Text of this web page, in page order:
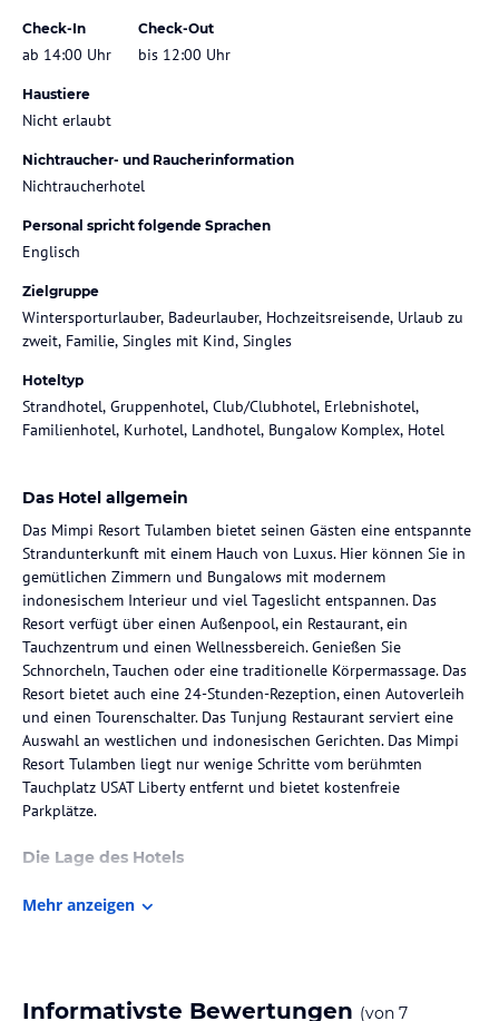
Check-In
ab 14:00 Uhr
Check-Out
bis 12:00 Uhr
Haustiere
Nicht erlaubt
Nichtraucher- und Raucherinformation
Nichtraucherhotel
Personal spricht folgende Sprachen
Englisch
Zielgruppe
Wintersporturlauber, Badeurlauber, Hochzeitsreisende, Urlaub zu
zweit, Familie, Singles mit Kind, Singles
Hoteltyp
Strandhotel, Gruppenhotel, Club/Clubhotel, Erlebnishotel,
Familienhotel, Kurhotel, Landhotel, Bungalow Komplex, Hotel
Das Hotel allgemein
Das Mimpi Resort Tulamben bietet seinen Gästen eine entspannte
Strandunterkunft mit einem Hauch von Luxus. Hier können Sie in
gemütlichen Zimmern und Bungalows mit modernem
indonesischem Interieur und viel Tageslicht entspannen. Das
Resort verfügt über einen Außenpool, ein Restaurant, ein
Tauchzentrum und einen Wellnessbereich. Genießen Sie
Schnorcheln, Tauchen oder eine traditionelle Körpermassage. Das
Resort bietet auch eine 24-Stunden-Rezeption, einen Autoverleih
und einen Tourenschalter. Das Tunjung Restaurant serviert eine
Auswahl an westlichen und indonesischen Gerichten. Das Mimpi
Resort Tulamben liegt nur wenige Schritte vom berühmten
Tauchplatz USAT Liberty entfernt und bietet kostenfreie
Parkplätze.
Die Lage des Hotels
kleinen Dorf Tulamben an der nordöstlichen Küste Balis. Von hier
Mehr anzeigen
Informativste Bewertungen (von 7